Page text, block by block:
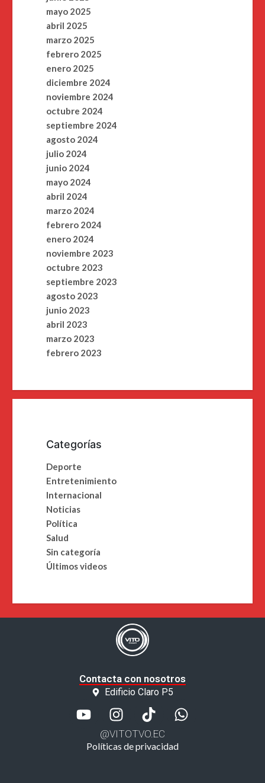
mayo 2025
abril 2025
marzo 2025
febrero 2025
enero 2025
diciembre 2024
noviembre 2024
octubre 2024
septiembre 2024
agosto 2024
julio 2024
junio 2024
mayo 2024
abril 2024
marzo 2024
febrero 2024
enero 2024
noviembre 2023
octubre 2023
septiembre 2023
agosto 2023
junio 2023
abril 2023
marzo 2023
febrero 2023
Categorías
Deporte
Entretenimiento
Internacional
Noticias
Política
Salud
Sin categoría
Últimos videos
Contacta con nosotros
Edificio Claro P5
@VITOTVO.EC
Políticas de privacidad